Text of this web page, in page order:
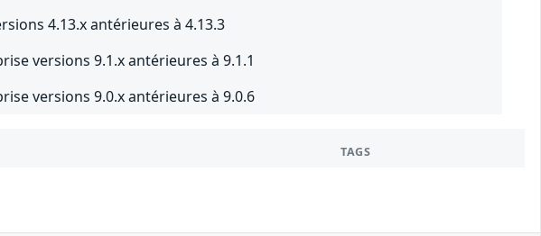
4.13.x antérieures à 4.13.3
versions 9.1.x antérieures à 9.1.1
versions 9.0.x antérieures à 9.0.6
TAGS